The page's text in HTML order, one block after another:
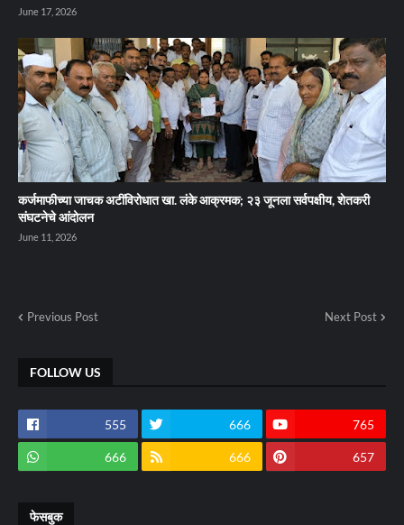
June 17, 2026
कर्जमाफीच्या जाचक अटींविरोधात खा. लंके आक्रमक; २३ जूनला सर्वपक्षीय, शेतकरी
संघटनेचे आंदोलन
June 11, 2026
Previous Post Next Post
FOLLOW US
555 666 765
666 666 657
फेसबुक